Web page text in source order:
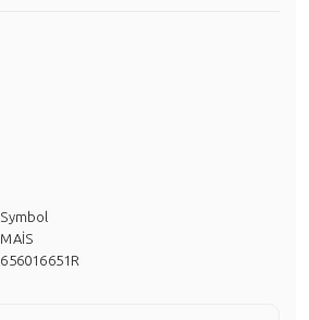
Symbol
MAİS
656016651R